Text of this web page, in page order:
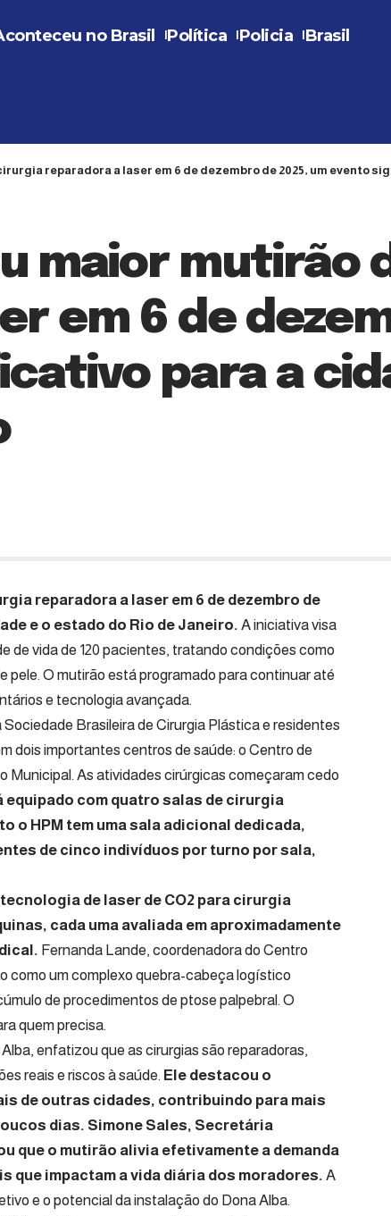
no Brasil Política Policia Brasil
reparadora a laser em 6 de dezembro de 2025, um evento
maior mutirão
em 6 de
para a
reparadora a laser em 6 de dezembro de
e o estado do Rio de Janeiro. A iniciativa visa
de vida de 120 pacientes, tratando condições como
pele. O mutirão está programado para continuar até
e tecnologia avançada.
Brasileira de Cirurgia Plástica e residentes
dois importantes centros de saúde: o Centro de
Municipal. As atividades cirúrgicas começaram cedo
equipado com quatro salas de cirurgia
o HPM tem uma sala adicional dedicada,
de cinco indivíduos por turno por sala,
de laser de CO2 para cirurgia
cada uma avaliada em aproximadamente
Fernanda Lande, coordenadora do Centro
como um complexo quebra-cabeça logístico
de procedimentos de ptose palpebral. O
quem precisa.
enfatizou que as cirurgias são reparadoras,
reais e riscos à saúde. Ele destacou o
de outras cidades, contribuindo para mais
dias. Simone Sales, Secretária
que o mutirão alivia efetivamente a demanda
que impactam a vida diária dos moradores. A
e o potencial da instalação do Dona Alba.